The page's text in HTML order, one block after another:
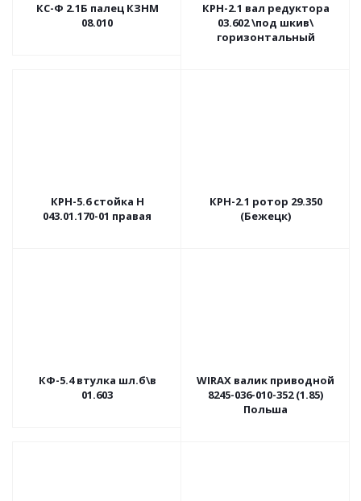
КС-Ф 2.1Б палец КЗНМ
08.010
КРН-2.1 вал редуктора
03.602 \под шкив\
горизонтальный
КРН-5.6 стойка Н
043.01.170-01 правая
КРН-2.1 ротор 29.350
(Бежецк)
КФ-5.4 втулка шл.б\в
01.603
WIRAX валик приводной
8245-036-010-352 (1.85)
Польша